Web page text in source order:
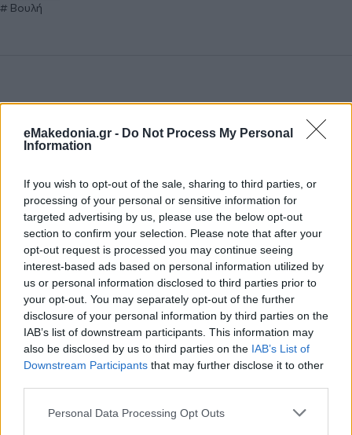
eMakedonia.gr - Do Not Process My Personal
Information
If you wish to opt-out of the sale, sharing to third parties, or
processing of your personal or sensitive information for
targeted advertising by us, please use the below opt-out
section to confirm your selection. Please note that after your
opt-out request is processed you may continue seeing
interest-based ads based on personal information utilized by
us or personal information disclosed to third parties prior to
your opt-out. You may separately opt-out of the further
disclosure of your personal information by third parties on the
IAB’s list of downstream participants. This information may
also be disclosed by us to third parties on the IAB’s List of
Downstream Participants that may further disclose it to other
Please note that this website/app uses one or more Google
Personal Data Processing Opt Outs
Βουλή